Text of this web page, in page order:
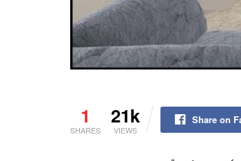
1
SHARES
21k
VIEWS
Share on